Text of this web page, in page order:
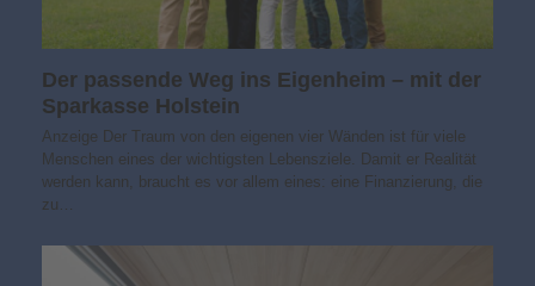
Der passende Weg ins Eigenheim – mit der
Sparkasse Holstein
Anzeige Der Traum von den eigenen vier Wänden ist für viele
Menschen eines der wichtigsten Lebensziele. Damit er Realität
werden kann, braucht es vor allem eines: eine Finanzierung, die
zu…